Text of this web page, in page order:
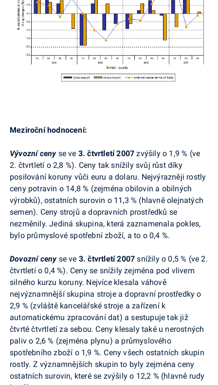
Meziroční hodnocení:
Vývozní cenyse ve 3. čtvrtletí 2007 zvýšily o 1,9 % (ve
2. čtvrtletí o 2,8 %). Ceny tak snížily svůj růst díky
posilování koruny vůči euru a dolaru. Nejvýrazněji rostly
ceny potravin o 14,8 % (zejména obilovin a obilných
výrobků), ostatních surovin o 11,3 % (hlavně olejnatých
semen). Ceny strojů a dopravních prostředků se
nezměnily. Jediná skupina, která zaznamenala pokles,
bylo průmyslové spotřební zboží, a to o 0,4 %.
Dovozní cenyse ve 3. čtvrtletí 2007 snížily o 0,5 % (ve 2.
čtvrtletí o 0,4 %). Ceny se snížily zejména pod vlivem
silného kurzu koruny. Nejvíce klesala váhově
nejvýznamnější skupina stroje a dopravní prostředky o
2,9 % (zvláště kancelářské stroje a zařízení k
automatickému zpracování dat) a sestupuje tak již
čtvrté čtvrtletí za sebou. Ceny klesaly také u nerostných
paliv o 2,6 % (zejména plynu) a průmyslového
spotřebního zboží o 1,9 %. Ceny všech ostatních skupin
rostly. Z významnějších skupin to byly zejména ceny
ostatních surovin, které se zvýšily o 12,2 % (hlavně rudy